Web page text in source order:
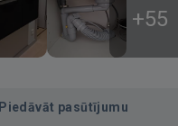
+55
Piedāvāt pasūtījumu